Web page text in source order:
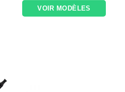
VOIR MODÈLES